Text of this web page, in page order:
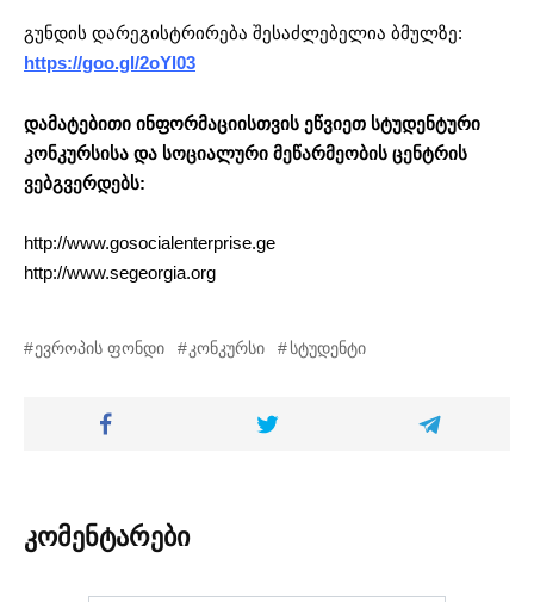
გუნდის დარეგისტრირება შესაძლებელია ბმულზე:
https://goo.gl/2oYl03
დამატებითი ინფორმაციისთვის ეწვიეთ სტუდენტური
კონკურსისა და სოციალური მეწარმეობის ცენტრის
ვებგვერდებს:
http://www.gosocialenterprise.ge
http://www.segeorgia.org
ევროპის ფონდი კონკურსი სტუდენტი
კომენტარები